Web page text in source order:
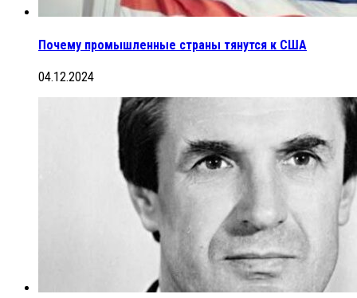
Почему промышленные страны тянутся к США
04.12.2024